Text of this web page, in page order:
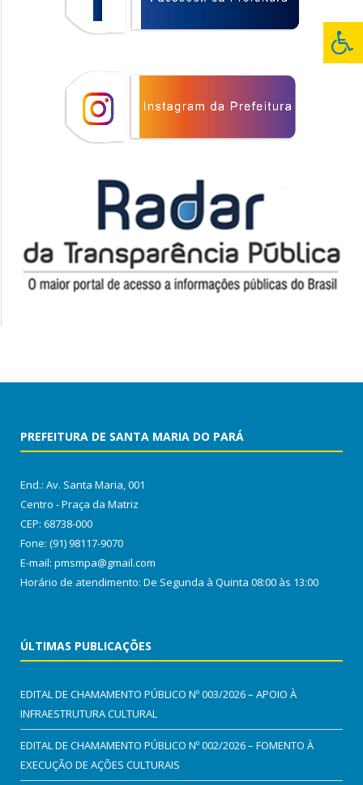
PREFEITURA DE SANTA MARIA DO PARÁ
End.: Av. Santa Maria, 001
Centro - Praça da Matriz
CEP: 68738-000
Fone: (91) 98117-9070
E-mail: pmsmpa@gmail.com
Horário de atendimento: De Segunda à Quinta 08:00 às 13:00
ÚLTIMAS PUBLICAÇÕES
EDITAL DE CHAMAMENTO PÚBLICO Nº 003/2026 – APOIO À
INFRAESTRUTURA CULTURAL
EDITAL DE CHAMAMENTO PÚBLICO Nº 002/2026 – FOMENTO À
EXECUÇÃO DE AÇÕES CULTURAIS